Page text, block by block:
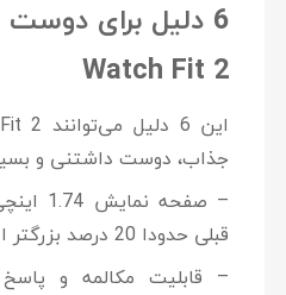
Watch Fit 2
جذاب، دوست داشتنی و
قبلی حدودا 20 درصد بزرگتر است
– قابلیت مکالمه و